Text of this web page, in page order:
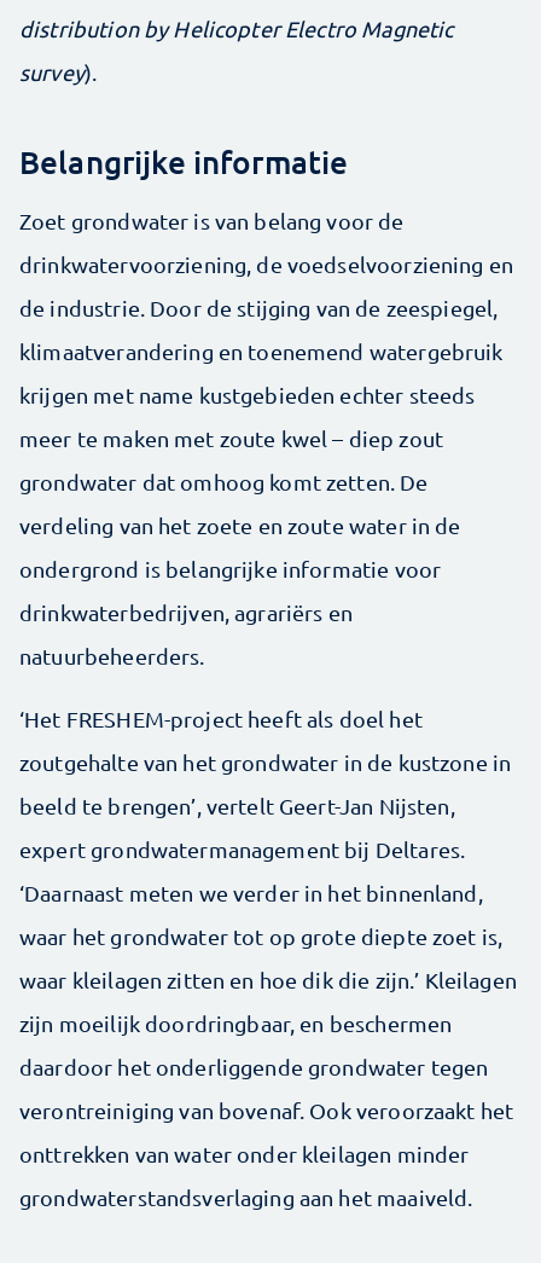
distribution by Helicopter Electro Magnetic
survey).
Belangrijke informatie
Zoet grondwater is van belang voor de
drinkwatervoorziening, de voedselvoorziening en
de industrie. Door de stijging van de zeespiegel,
klimaatverandering en toenemend watergebruik
krijgen met name kustgebieden echter steeds
meer te maken met zoute kwel – diep zout
grondwater dat omhoog komt zetten. De
verdeling van het zoete en zoute water in de
ondergrond is belangrijke informatie voor
drinkwaterbedrijven, agrariërs en
natuurbeheerders.
‘Het FRESHEM-project heeft als doel het
zoutgehalte van het grondwater in de kustzone in
beeld te brengen’, vertelt Geert-Jan Nijsten,
expert grondwatermanagement bij Deltares.
‘Daarnaast meten we verder in het binnenland,
waar het grondwater tot op grote diepte zoet is,
waar kleilagen zitten en hoe dik die zijn.’ Kleilagen
zijn moeilijk doordringbaar, en beschermen
daardoor het onderliggende grondwater tegen
verontreiniging van bovenaf. Ook veroorzaakt het
onttrekken van water onder kleilagen minder
grondwaterstandsverlaging aan het maaiveld.